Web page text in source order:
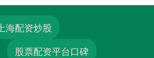
上海配资炒股
股票配资平台口碑